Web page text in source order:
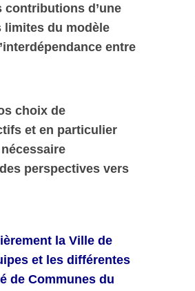
contributions d’une
limites du modèle
entre
choix de
et en particulier
perspectives vers
la Ville de
et les différentes
de Communes du